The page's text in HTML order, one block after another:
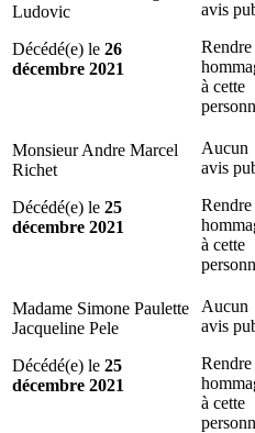
Ludovic
Décédé(e) le 26
décembre 2021
avis
Rendre
à cette
Monsieur Andre Marcel
Richet
Décédé(e) le 25
décembre 2021
Aucun
avis
Rendre
à cette
Madame Simone Paulette
Jacqueline Pele
Décédé(e) le 25
décembre 2021
Aucun
avis
Rendre
à cette